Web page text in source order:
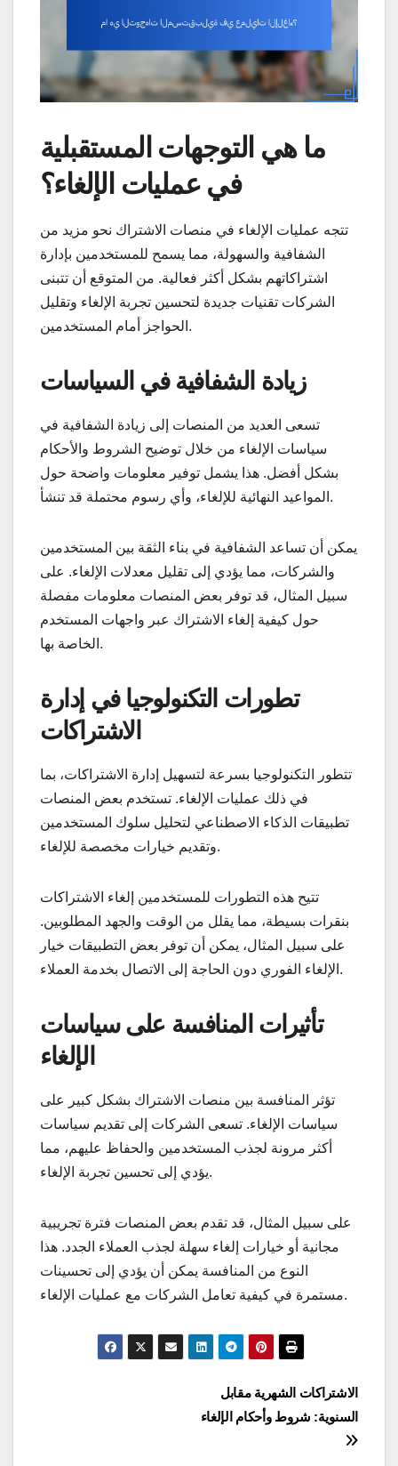
ما هي التوجهات المستقبلية
في عمليات الإلغاء؟
تتجه عمليات الإلغاء في منصات الاشتراك نحو مزيد من
الشفافية والسهولة، مما يسمح للمستخدمين بإدارة
اشتراكاتهم بشكل أكثر فعالية. من المتوقع أن تتبنى
الشركات تقنيات جديدة لتحسين تجربة الإلغاء وتقليل
الحواجز أمام المستخدمين.
زيادة الشفافية في السياسات
تسعى العديد من المنصات إلى زيادة الشفافية في
سياسات الإلغاء من خلال توضيح الشروط والأحكام
بشكل أفضل. هذا يشمل توفير معلومات واضحة حول
المواعيد النهائية للإلغاء، وأي رسوم محتملة قد تنشأ.
يمكن أن تساعد الشفافية في بناء الثقة بين المستخدمين
والشركات، مما يؤدي إلى تقليل معدلات الإلغاء. على
سبيل المثال، قد توفر بعض المنصات معلومات مفصلة
حول كيفية إلغاء الاشتراك عبر واجهات المستخدم
الخاصة بها.
تطورات التكنولوجيا في إدارة
الاشتراكات
تتطور التكنولوجيا بسرعة لتسهيل إدارة الاشتراكات، بما
في ذلك عمليات الإلغاء. تستخدم بعض المنصات
تطبيقات الذكاء الاصطناعي لتحليل سلوك المستخدمين
وتقديم خيارات مخصصة للإلغاء.
تتيح هذه التطورات للمستخدمين إلغاء الاشتراكات
بنقرات بسيطة، مما يقلل من الوقت والجهد المطلوبين.
على سبيل المثال، يمكن أن توفر بعض التطبيقات خيار
الإلغاء الفوري دون الحاجة إلى الاتصال بخدمة العملاء.
تأثيرات المنافسة على سياسات
الإلغاء
تؤثر المنافسة بين منصات الاشتراك بشكل كبير على
سياسات الإلغاء. تسعى الشركات إلى تقديم سياسات
أكثر مرونة لجذب المستخدمين والحفاظ عليهم، مما
يؤدي إلى تحسين تجربة الإلغاء.
على سبيل المثال، قد تقدم بعض المنصات فترة تجريبية
مجانية أو خيارات إلغاء سهلة لجذب العملاء الجدد. هذا
النوع من المنافسة يمكن أن يؤدي إلى تحسينات
مستمرة في كيفية تعامل الشركات مع عمليات الإلغاء.
الاشتراكات الشهرية مقابل
السنوية: شروط وأحكام الإلغاء